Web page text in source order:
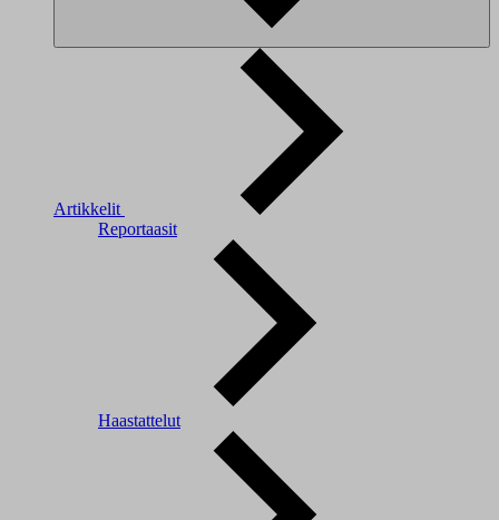
Artikkelit
Reportaasit
Haastattelut